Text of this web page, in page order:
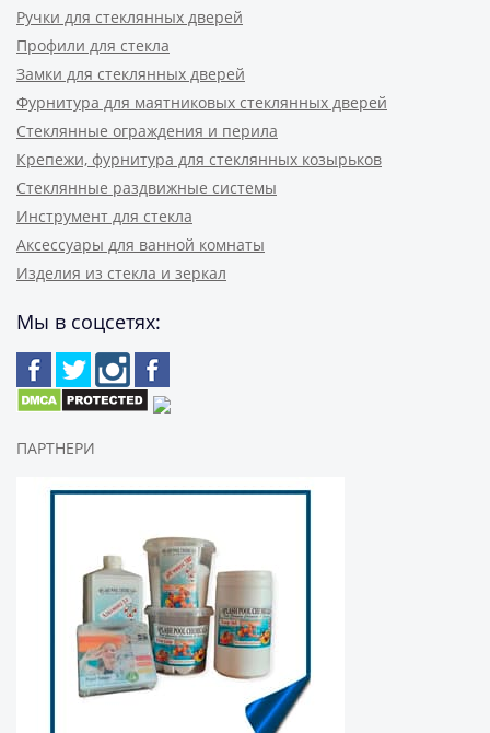
Ручки для стеклянных дверей
Профили для стекла
Замки для стеклянных дверей
Фурнитура для маятниковых стеклянных дверей
Стеклянные ограждения и перила
Крепежи, фурнитура для стеклянных козырьков
Стеклянные раздвижные системы
Инструмент для стекла
Аксессуары для ванной комнаты
Изделия из стекла и зеркал
Мы в соцсетях:
ПАРТНЕРИ